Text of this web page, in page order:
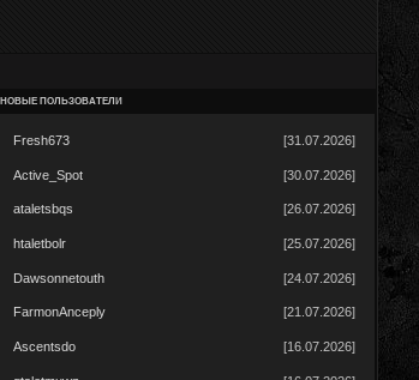
НОВЫЕ ПОЛЬЗОВАТЕЛИ
Fresh673 [31.07.2026]
Active_Spot [30.07.2026]
ataletsbqs [26.07.2026]
htaletbolr [25.07.2026]
Dawsonnetouth [24.07.2026]
FarmonAnceply [21.07.2026]
Ascentsdo [16.07.2026]